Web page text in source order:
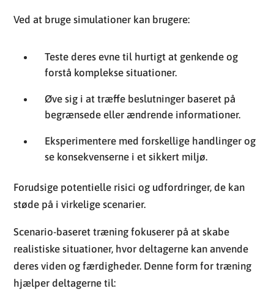
Ved at bruge simulationer kan brugere:
Teste deres evne til hurtigt at genkende og
forstå komplekse situationer.
Øve sig i at træffe beslutninger baseret på
begrænsede eller ændrende informationer.
Eksperimentere med forskellige handlinger og
se konsekvenserne i et sikkert miljø.
Forudsige potentielle risici og udfordringer, de kan
støde på i virkelige scenarier.
Scenario-baseret træning fokuserer på at skabe
realistiske situationer, hvor deltagerne kan anvende
deres viden og færdigheder. Denne form for træning
hjælper deltagerne til: